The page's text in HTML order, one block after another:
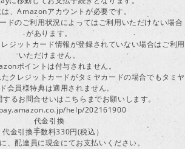
、Amazonアカウントが必要です。
ドのご利用状況によってはご利用いただけない場合
があります。
ジットカード情報が登録されていない場合はご利用
いただけません。
ポイントは付与されません。
クレジットカードがタミヤカードの場合でもタミヤ
会員様特典は適用されません。
るお問合せいはこちらまでお願いします。
help/202161900
代金引換
代金引換手数料330円(税込）
、配達員に現金にてお支払いください。